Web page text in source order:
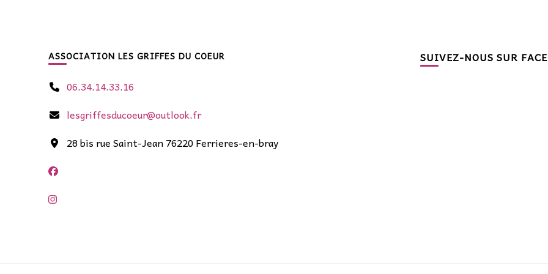
ASSOCIATION LES GRIFFES DU COEUR
06.34.14.33.16
lesgriffesducoeur@outlook.fr
28 bis rue Saint-Jean 76220 Ferrieres-en-bray
SUIVEZ-NOUS SUR